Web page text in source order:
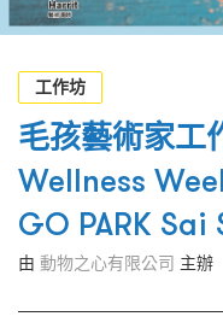
條款及細則
EN
工作坊
毛孩藝術家工
Wellness
GO PARK Sai
由 動物之心有限公司 主辦